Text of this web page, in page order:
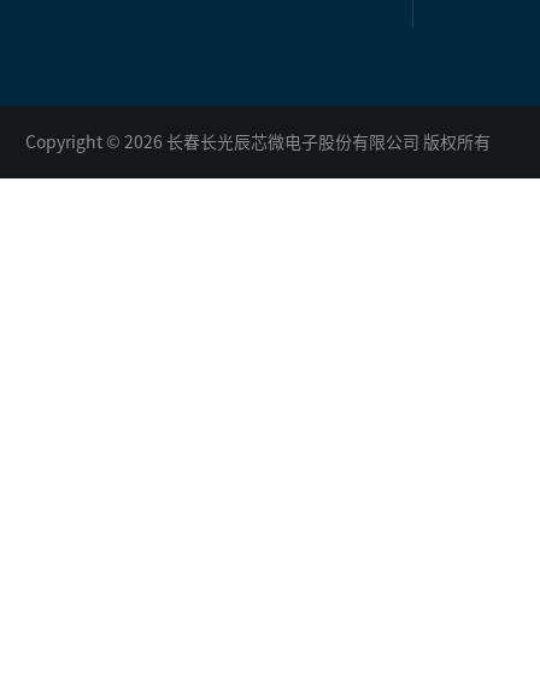
Copyright © 2026 长春长光辰芯微电子股份有限公司 版权所有